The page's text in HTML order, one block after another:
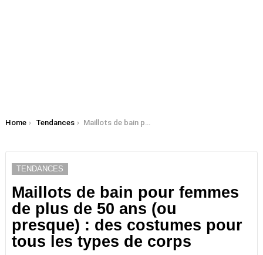
You are here:
Home Tendances Maillots de bain pour femmes de plus de 50 ans (ou presque) : des costumes pour tous les types de corps
TENDANCES
Maillots de bain pour femmes
de plus de 50 ans (ou
presque) : des costumes pour
tous les types de corps